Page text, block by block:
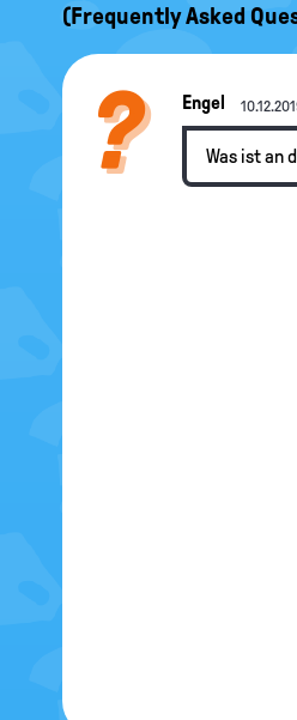
(Frequently Asked
Engel
Was ist an